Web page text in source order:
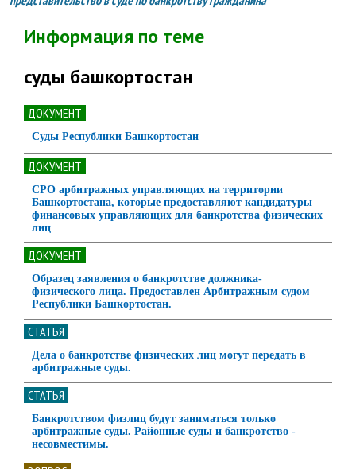
Информация по теме
суды башкортостан
ДОКУМЕНТ
Суды Республики Башкортостан
ДОКУМЕНТ
СРО арбитражных управляющих на территории
Башкортостана, которые предоставляют кандидатуры
финансовых управляющих для банкротства физических
лиц
ДОКУМЕНТ
Образец заявления о банкротстве должника-
физического лица. Предоставлен Арбитражным судом
Республики Башкортостан.
СТАТЬЯ
Дела о банкротстве физических лиц могут передать в
арбитражные суды.
СТАТЬЯ
Банкротством физлиц будут заниматься только
арбитражные суды. Районные суды и банкротство -
несовместимы.